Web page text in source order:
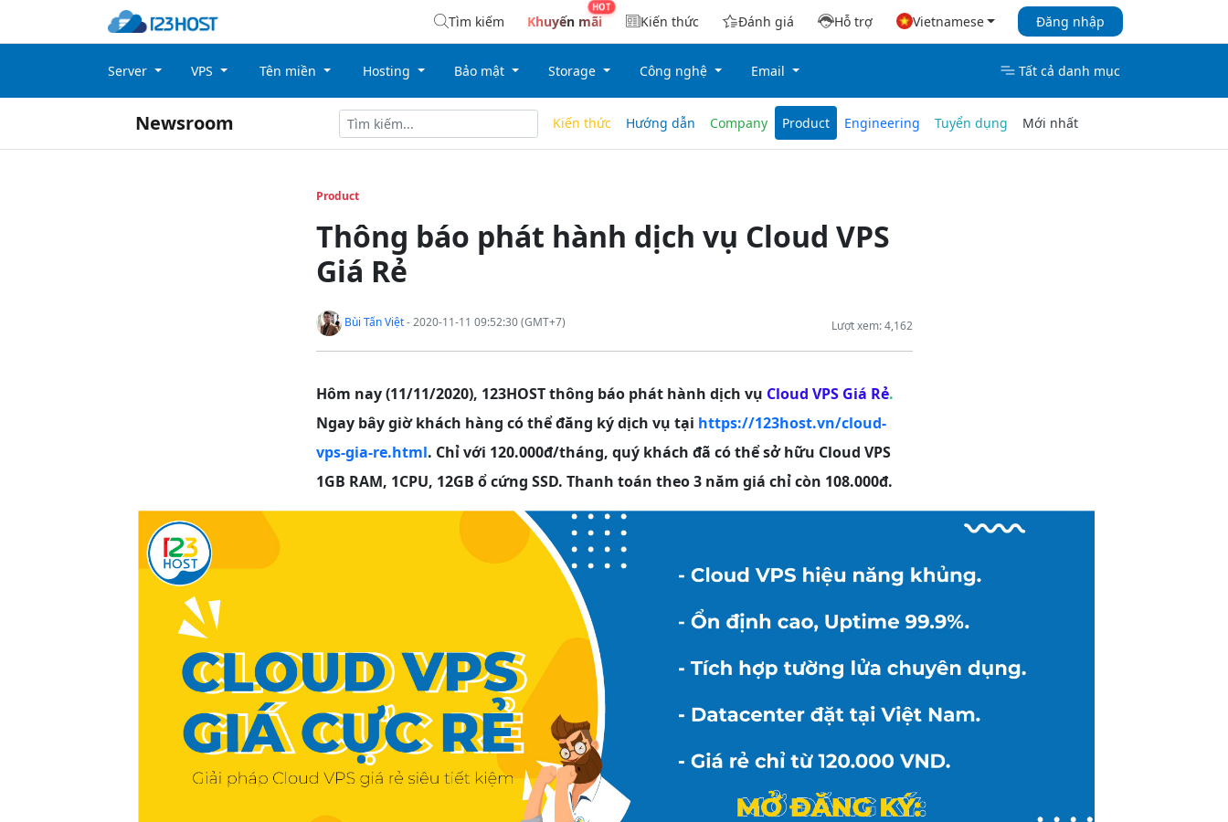
Tìm kiếm Khuyến mãi Kiến thức Đánh giá Hỗ trợ Vietnamese Đăng nhập
Server VPS Tên miền Hosting Bảo mật Storage Công nghệ Email Tất cả danh mục
Newsroom Kiến thức Hướng dẫn Company Product Engineering Tuyển dụng Mới nhất
Product
Thông báo phát hành dịch vụ Cloud VPS
Giá Rẻ
Lượt xem: 4,162
Bùi Tấn Việt- 2020-11-11 09:52:30 (GMT+7)
Hôm nay (11/11/2020), 123HOST thông báo phát hành dịch vụ Cloud VPS Giá Rẻ.
Ngay bây giờ khách hàng có thể đăng ký dịch vụ tại https://123host.vn/cloud-
vps-gia-re.html. Chỉ với 120.000đ/tháng, quý khách đã có thể sở hữu Cloud VPS
1GB RAM, 1CPU, 12GB ổ cứng SSD. Thanh toán theo 3 năm giá chỉ còn 108.000đ.